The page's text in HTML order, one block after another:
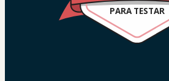
PARA TESTAR